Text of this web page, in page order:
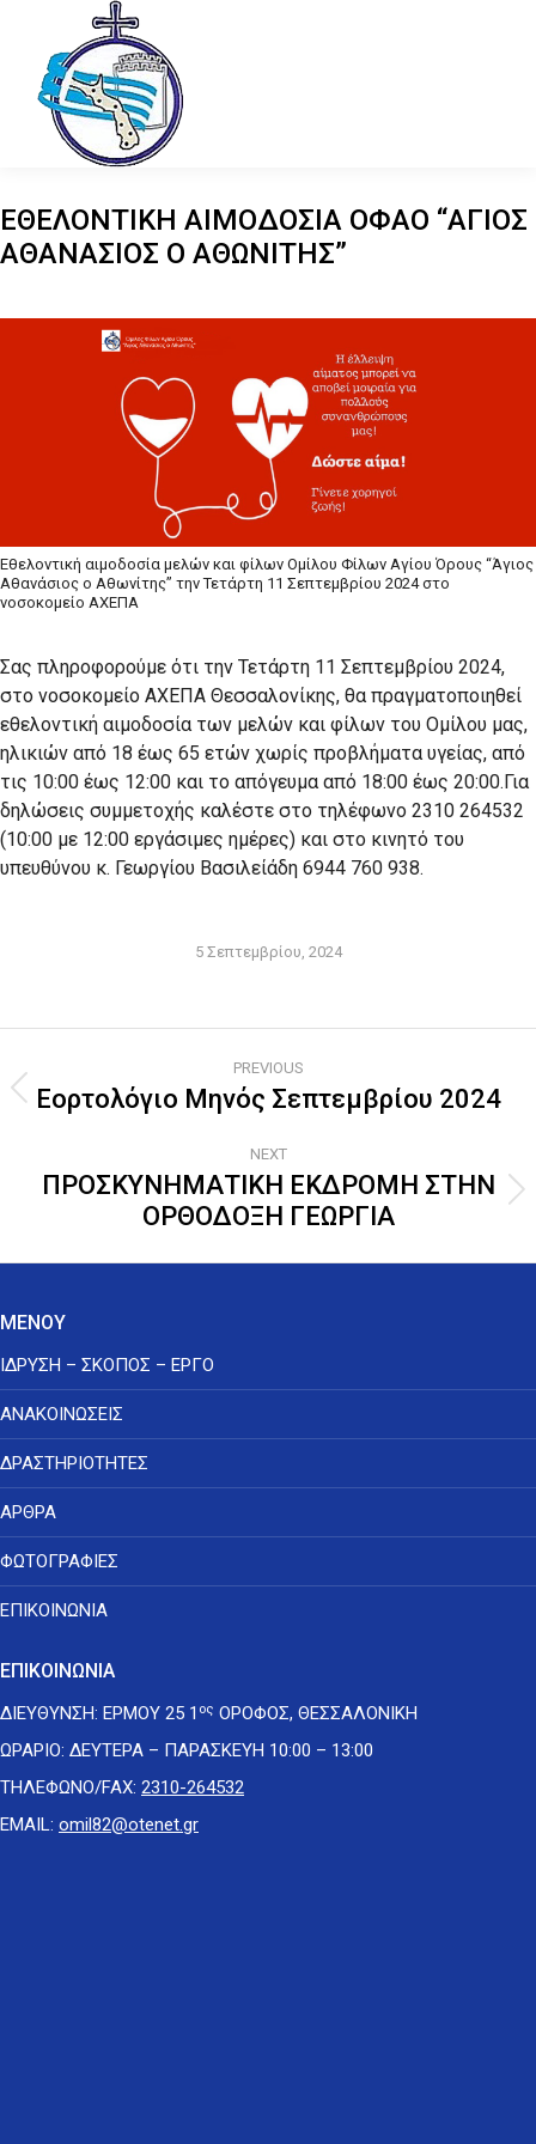
ΕΘΕΛΟΝΤΙΚΗ ΑΙΜΟΔΟΣΙΑ ΟΦΑΟ “ΑΓΙΟΣ
ΑΘΑΝΑΣΙΟΣ Ο ΑΘΩΝΙΤΗΣ”
Εθελοντική αιμοδοσία μελών και φίλων Ομίλου Φίλων Αγίου Όρους “Άγιος
Αθανάσιος ο Αθωνίτης” την Τετάρτη 11 Σεπτεμβρίου 2024 στο
νοσοκομείο ΑΧΕΠΑ
Σας πληροφορούμε ότι την Τετάρτη 11 Σεπτεμβρίου 2024,
στο νοσοκομείο ΑΧΕΠΑ Θεσσαλονίκης, θα πραγματοποιηθεί
εθελοντική αιμοδοσία των μελών και φίλων του Ομίλου μας,
ηλικιών από 18 έως 65 ετών χωρίς προβλήματα υγείας, από
τις 10:00 έως 12:00 και το απόγευμα από 18:00 έως 20:00.Για
δηλώσεις συμμετοχής καλέστε στο τηλέφωνο 2310 264532
(10:00 με 12:00 εργάσιμες ημέρες) και στο κινητό του
υπευθύνου κ. Γεωργίου Βασιλείάδη 6944 760 938.
5 Σεπτεμβρίου, 2024
navigation
PREVIOUS
Previous
Εορτολόγιο Μηνός Σεπτεμβρίου 2024
NEXT
Next
post:
ΠΡΟΣΚΥΝΗΜΑΤΙΚΗ ΕΚΔΡΟΜΗ ΣΤΗΝ
ΟΡΘΟΔΟΞΗ ΓΕΩΡΓΙΑ
ΜΕΝΟΥ
ΙΔΡΥΣΗ – ΣΚΟΠΟΣ – ΕΡΓΟ
ΑΝΑΚΟΙΝΩΣΕΙΣ
ΔΡΑΣΤΗΡΙΟΤΗΤΕΣ
ΑΡΘΡΑ
ΦΩΤΟΓΡΑΦΙΕΣ
ΕΠΙΚΟΙΝΩΝΙΑ
ΕΠΙΚΟΙΝΩΝΙΑ
ΔΙΕΥΘΥΝΣΗ: ΕΡΜΟΥ 25 1 ος ΟΡΟΦΟΣ, ΘΕΣΣΑΛΟΝΙΚΗ
ΩΡΑΡΙΟ: ΔΕΥΤΕΡΑ – ΠΑΡΑΣΚΕΥΗ 10:00 – 13:00
ΤΗΛΕΦΩΝΟ/FAX: 2310-264532
EMAIL: omil82@otenet.gr